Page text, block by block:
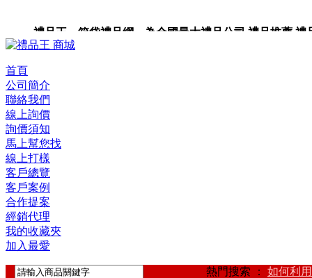
禮品王 箱袋禮品網 為全國最大禮品公司,禮品推薦,禮
卡,企業禮品,禮品小物,高級禮品,禮品網站。
首頁
公司簡介
聯絡我們
線上詢價
詢價須知
馬上幫您找
線上打樣
客戶總覽
客戶案例
合作提案
經銷代理
我的收藏夾
加入最愛
熱門搜索 ： 如何利